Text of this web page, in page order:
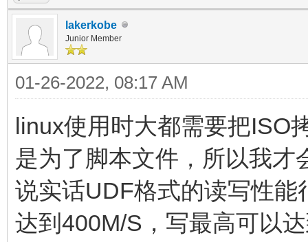
lakerkobe
Junior Member
01-26-2022, 08:17 AM
linux使用时大都需要把ISO
是为了脚本文件，所以我才
说实话UDF格式的读写性
达到400M/S，写最高可以